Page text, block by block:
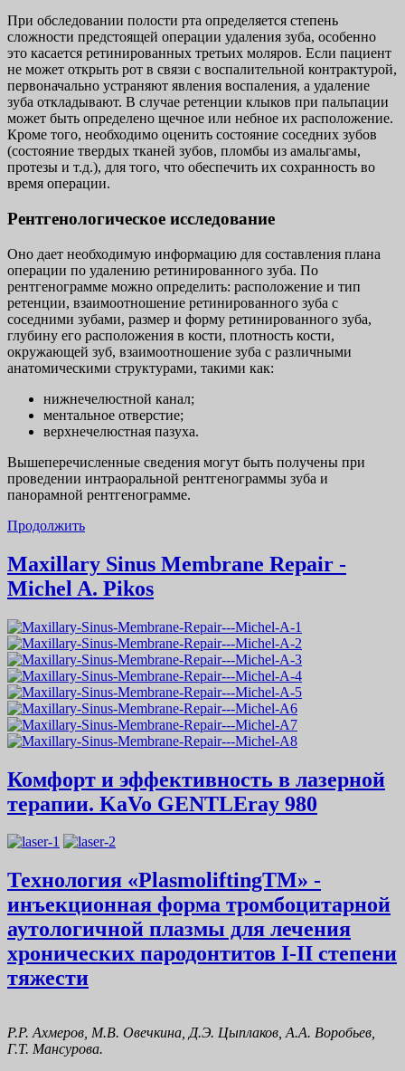
При обследовании полости рта определяется степень
сложности предстоящей операции удаления зуба, особенно
это касается ретинированных третьих моляров. Если пациент
не может открыть рот в связи с воспалительной контрактурой,
первоначально устраняют явления воспаления, а удаление
зуба откладывают. В случае ретенции клыков при пальпации
может быть определено щечное или небное их расположение.
Кроме того, необходимо оценить состояние соседних зубов
(состояние твердых тканей зубов, пломбы из амальгамы,
протезы и т.д.), для того, что обеспечить их сохранность во
время операции.
Рентгенологическое исследование
Оно дает необходимую информацию для составления плана
операции по удалению ретинированного зуба. По
рентгенограмме можно определить: расположение и тип
ретенции, взаимоотношение ретинированного зуба с
соседними зубами, размер и форму ретинированного зуба,
глубину его расположения в кости, плотность кости,
окружающей зуб, взаимоотношение зуба с различными
анатомическими структурами, такими как:
нижнечелюстной канал;
ментальное отверстие;
верхнечелюстная пазуха.
Вышеперечисленные сведения могут быть получены при
проведении интраоральной рентгенограммы зуба и
панорамной рентгенограмме.
Продолжить
Maxillary Sinus Membrane Repair -
Michel A. Pikos
Комфорт и эффективность в лазерной
терапии. KaVo GENTLEray 980
Технология «PlasmoliftingTM» -
инъекционная форма тромбоцитарной
аутологичной плазмы для лечения
хронических пародонтитов I-II степени
тяжести
Р.Р. Ахмеров, М.В. Овечкина, Д.Э. Цыплаков, А.А. Воробьев,
Г.Т. Мансурова.